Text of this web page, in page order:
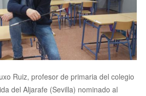
Ruiz, profesor de primaria del colegio
del Aljarafe (Sevilla) nominado al